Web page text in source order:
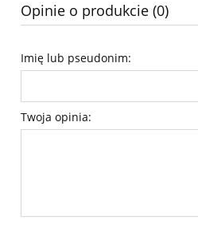
Opinie o produkcie (0)
Imię lub pseudonim:
Twoja opinia: